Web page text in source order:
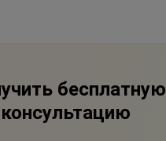
бесплатную
консультацию